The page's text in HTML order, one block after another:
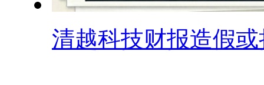
清越科技财报造假或